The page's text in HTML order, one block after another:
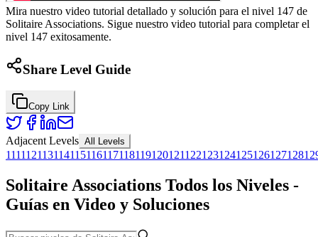
Mira nuestro video tutorial detallado y solución para el nivel 147 de
Solitaire Associations. Sigue nuestro video tutorial para completar el
nivel 147 exitosamente.
Share Level Guide
Copy Link
Adjacent Levels All Levels
111112113114115116117118119120121122123124125126127128
Solitaire Associations Todos los Niveles -
Guías en Video y Soluciones